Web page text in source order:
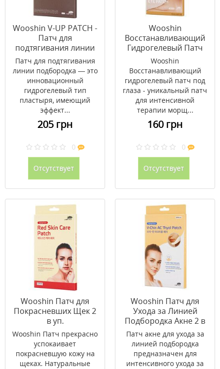
Wooshin V-UP PATCH -
Патч для
подтягивания линии
подбородка 2 в уп.
Патч для подтягивания
линии подбородка — это
инновационный
гидрогелевый тип
пластыря, имеющий
эффект...
205 грн
0
Отсутствует
Wooshin
Восстанавливающий
Гидрогелевый Патч
под Глаза 4 пары в уп.
Wooshin
Восстанавливающий
гидрогелевый патч под
глаза - уникальный патч
для интенсивной
терапии морщ...
160 грн
0
Отсутствует
Wooshin Патч для
Покрасневших Щек 2
в уп.
Wooshin Патч прекрасно
успокаивает
покрасневшую кожу на
щеках. Натуральные
Wooshin Патч для
Ухода за Линией
Подбородка Акне 2 в
уп.
Патч акне для ухода за
линией подбородка
предназначен для
интенсивного ухода за